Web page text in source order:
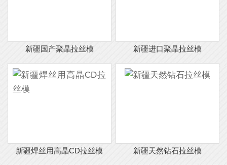
新疆国产聚晶拉丝模 新疆进口聚晶拉丝模
新疆焊丝用高晶CD拉丝模 新疆天然钻石拉丝模